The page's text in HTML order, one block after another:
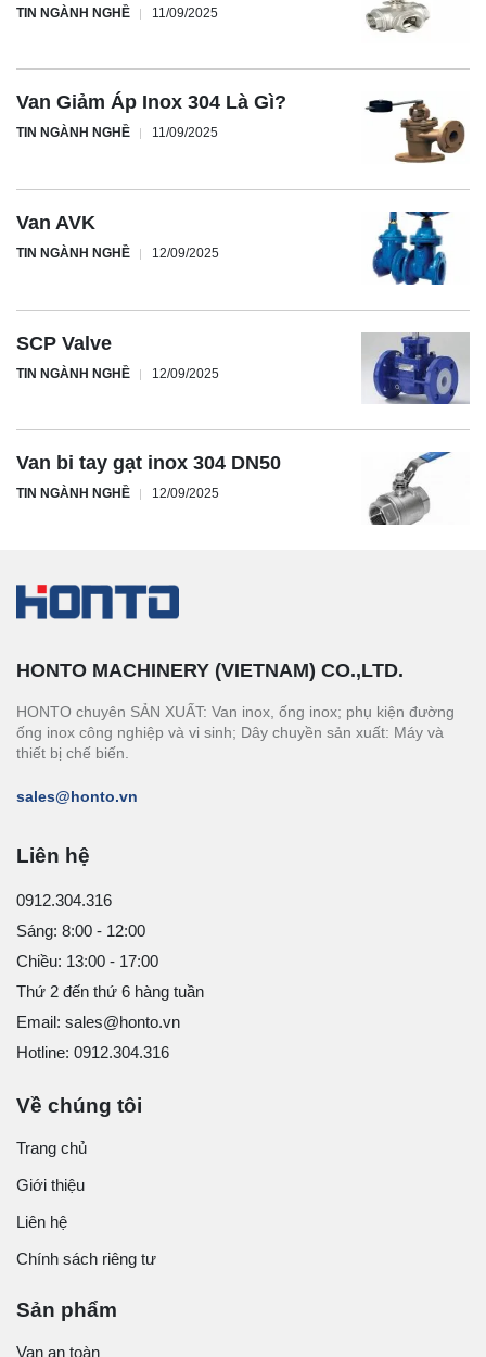
TIN NGÀNH NGHỀ 11/09/2025
Van Giảm Áp Inox 304 Là Gì?
TIN NGÀNH NGHỀ 11/09/2025
Van AVK
TIN NGÀNH NGHỀ 12/09/2025
SCP Valve
TIN NGÀNH NGHỀ 12/09/2025
Van bi tay gạt inox 304 DN50
TIN NGÀNH NGHỀ 12/09/2025
HONTO MACHINERY (VIETNAM) CO.,LTD.
HONTO chuyên SẢN XUẤT: Van inox, ống inox; phụ kiện đường
ống inox công nghiệp và vi sinh; Dây chuyền sản xuất: Máy và
thiết bị chế biến.
sales@honto.vn
Liên hệ
0912.304.316
Sáng: 8:00 - 12:00
Chiều: 13:00 - 17:00
Thứ 2 đến thứ 6 hàng tuần
Email: sales@honto.vn
Hotline: 0912.304.316
Về chúng tôi
Trang chủ
Giới thiệu
Liên hệ
Chính sách riêng tư
Sản phẩm
Van an toàn